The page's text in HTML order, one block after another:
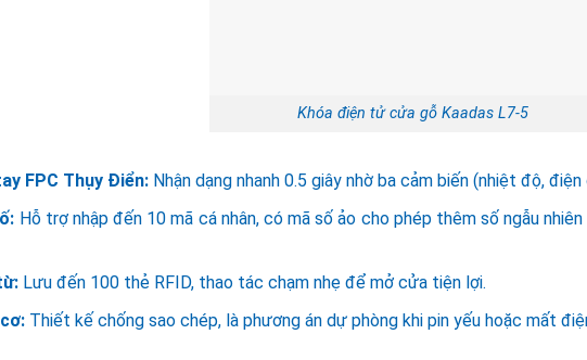
Khóa điện tử cửa gỗ Kaadas L7-5
FPC Thụy Điển: Nhận dạng nhanh 0.5 giây nhờ ba cảm biến (nhiệt độ,
Hỗ trợ nhập đến 10 mã cá nhân, có mã số ảo cho phép thêm số ngẫu
Lưu đến 100 thẻ RFID, thao tác chạm nhẹ để mở cửa tiện lợi.
Thiết kế chống sao chép, là phương án dự phòng khi pin yếu hoặc mất